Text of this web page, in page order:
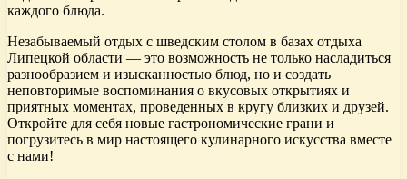
каждого блюда.
Незабываемый отдых с шведским столом в базах отдыха
Липецкой области — это возможность не только насладиться
разнообразием и изысканностью блюд, но и создать
неповторимые воспоминания о вкусовых открытиях и
приятных моментах, проведенных в кругу близких и друзей.
Откройте для себя новые гастрономические грани и
погрузитесь в мир настоящего кулинарного искусства вместе
с нами!